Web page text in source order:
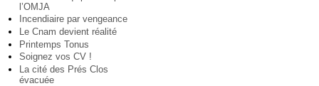
l’OMJA
Incendiaire par vengeance
Le Cnam devient réalité
Printemps Tonus
Soignez vos CV !
La cité des Prés Clos
évacuée